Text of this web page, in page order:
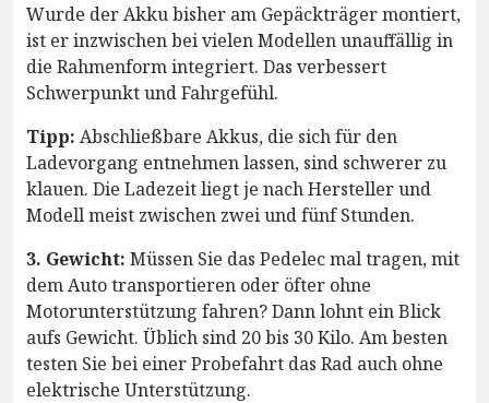
Wurde der Akku bisher am Gepäckträger montiert,
ist er inzwischen bei vielen Modellen unauffällig in
die Rahmenform integriert. Das verbessert
Schwerpunkt und Fahrgefühl.
Tipp: Abschließbare Akkus, die sich für den
Ladevorgang entnehmen lassen, sind schwerer zu
klauen. Die Ladezeit liegt je nach Hersteller und
Modell meist zwischen zwei und fünf Stunden.
3. Gewicht: Müssen Sie das Pedelec mal tragen, mit
dem Auto transportieren oder öfter ohne
Motorunterstützung fahren? Dann lohnt ein Blick
aufs Gewicht. Üblich sind 20 bis 30 Kilo. Am besten
testen Sie bei einer Probefahrt das Rad auch ohne
elektrische Unterstützung.